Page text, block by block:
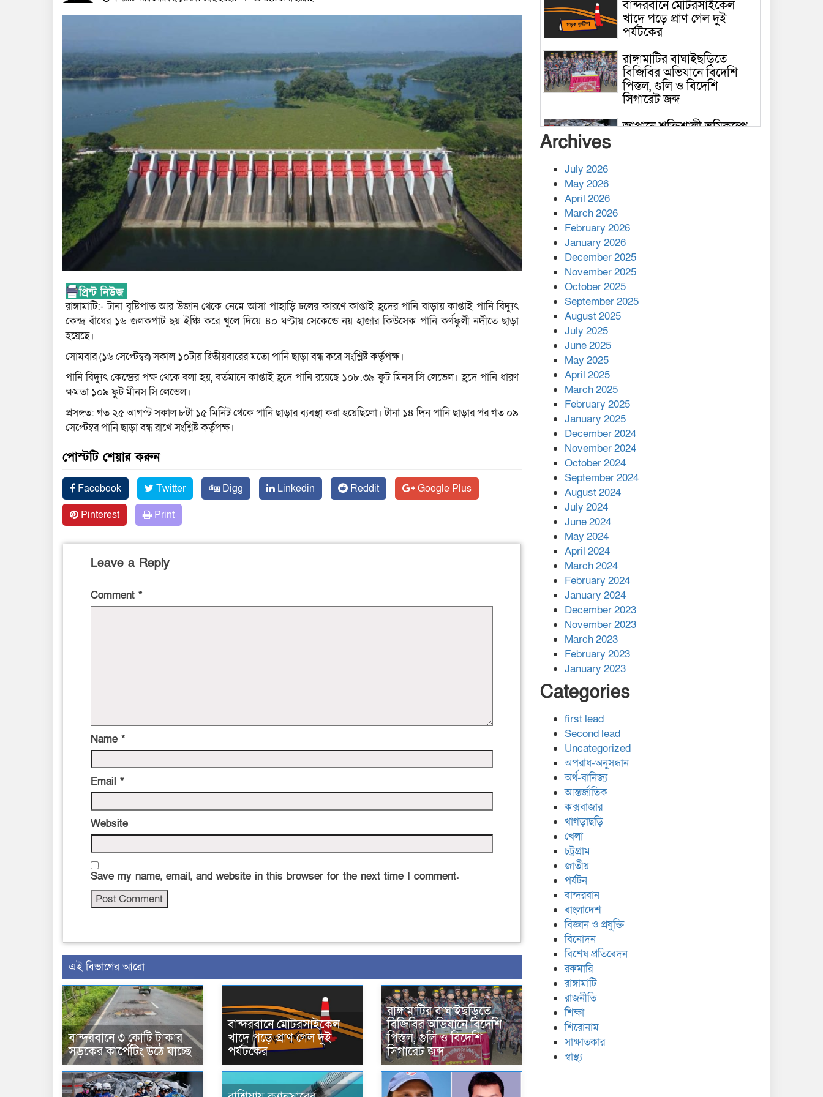
রাঙ্গামাটি:- টানা বৃষ্টিপাত আর উজান থেকে নেমে আসা পাহাড়ি ঢলের কারণে কাপ্তাই হ্রদের পানি বাড়ায় কাপ্তাই পানি বিদ্যুৎ
কেন্দ্র বাঁধের ১৬ জলকপাট ছয় ইঞ্চি করে খুলে দিয়ে ৪০ ঘণ্টায় সেকেন্ডে নয় হাজার কিউসেক পানি কর্ণফুলী নদীতে ছাড়া
হয়েছে।
সোমবার (১৬ সেপ্টেম্বর) সকাল ১০টায় দ্বিতীয়বারের মতো পানি ছাড়া বন্ধ করে সংশ্লিষ্ট কর্তৃপক্ষ।
পানি বিদ্যুৎ কেন্দ্রের পক্ষ থেকে বলা হয়, বর্তমানে কাপ্তাই হ্রদে পানি রয়েছে ১০৮.৩৯ ফুট মিনস সি লেভেল। হ্রদে পানি ধারণ
ক্ষমতা ১০৯ ফুট মীনস সি লেভেল।
প্রসঙ্গত: গত ২৫ আগস্ট সকাল ৮টা ১৫ মিনিট থেকে পানি ছাড়ার ব্যবস্থা করা হয়েছিলো। টানা ১৪ দিন পানি ছাড়ার পর গত ০৯
সেপ্টেম্বর পানি ছাড়া বন্ধ রাখে সংশ্লিষ্ট কর্তৃপক্ষ।
পোস্টটি শেয়ার করুন
Facebook Twitter Digg Linkedin Reddit
Google Plus
Pinterest
Print
Leave a Reply
Comment *
Name *
Email *
Website
Save my name, email, and website in this browser for the next time I comment.
এই বিভাগের আরো
বান্দরবানে ৩ কোটি টাকার
সড়কের কার্পেটিং উঠে যাচ্ছে
বান্দরবানে মোটরসাইকেল
খাদে পড়ে প্রাণ গেল দুই
পর্যটকের
রাঙ্গামাটির বাঘাইছড়িতে
বিজিবির অভিযানে বিদেশি
পিস্তল, গুলি ও বিদেশি
সিগারেট জব্দ
বান্দরবানে মোটরসাইকেল
খাদে পড়ে প্রাণ গেল দুই
পর্যটকের
রাঙ্গামাটির বাঘাইছড়িতে
বিজিবির অভিযানে বিদেশি
পিস্তল, গুলি ও বিদেশি
সিগারেট জব্দ
জাপানে শক্তিশালী ভূমিকম্পে
কাপ্তাই প্রেস ক্লাবের সভাপতি
মাহফুজ, সম্পাদক রিপন মারমা
নির্বাচিত
মালয়েশিয়ার প্রধানমন্ত্রীকে চিঠি
দেয়ার পর ফোন তারেক
রহমানের,গ্যাস সঙ্কট
মোকাবিলায় সহায়তার আশ্বাস
এক বিলিয়ন ডলার বিনিয়োগ
হবে আনোয়ারায়
বান্দরবানে বন্যায় ক্ষতিগ্রস্তদের
মাঝে সহায়তা দিলেন সাচিং প্রু
জেরী
Archives
July 2026
May 2026
April 2026
March 2026
February 2026
January 2026
December 2025
November 2025
October 2025
September 2025
August 2025
July 2025
June 2025
May 2025
April 2025
March 2025
February 2025
January 2025
December 2024
November 2024
October 2024
September 2024
August 2024
July 2024
June 2024
May 2024
April 2024
March 2024
February 2024
January 2024
December 2023
November 2023
March 2023
February 2023
January 2023
Categories
first lead
Second lead
Uncategorized
অপরাধ-অনুসন্ধান
অর্থ-বানিজ্য
আন্তর্জাতিক
কক্সবাজার
খাগড়াছড়ি
খেলা
চট্রগ্রাম
জাতীয়
পর্যটন
বান্দরবান
বাংলাদেশ
বিজ্ঞান ও প্রযুক্তি
বিনোদন
বিশেষ প্রতিবেদন
রকমারি
রাঙ্গামাটি
রাজনীতি
শিক্ষা
শিরোনাম
সাক্ষাতকার
স্বাস্থ্য